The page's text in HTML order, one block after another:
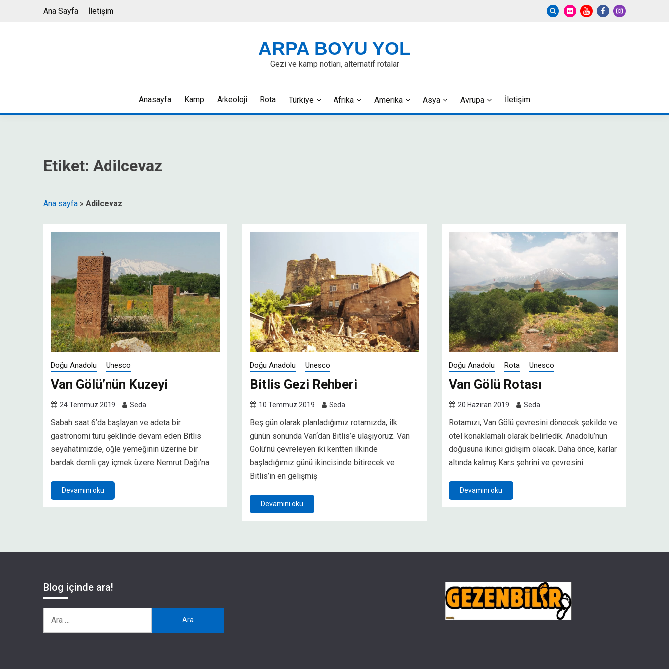
Ana Sayfa İletişim
ARPA BOYU YOL
Gezi ve kamp notları, alternatif rotalar
Anasayfa Kamp Arkeoloji Rota Türkiye Afrika Amerika Asya Avrupa İletişim
Etiket: Adilcevaz
Ana sayfa » Adilcevaz
Doğu Anadolu Unesco
Van Gölü’nün Kuzeyi
24 Temmuz 2019 Seda
Sabah saat 6’da başlayan ve adeta bir
gastronomi turu şeklinde devam eden Bitlis
seyahatimizde, öğle yemeğinin üzerine bir
bardak demli çay içmek üzere Nemrut Dağı’na
Devamını oku
Doğu Anadolu Unesco
Bitlis Gezi Rehberi
10 Temmuz 2019 Seda
Beş gün olarak planladığımız rotamızda, ilk
günün sonunda Van‘dan Bitlis’e ulaşıyoruz. Van
Gölü’nü çevreleyen iki kentten ilkinde
başladığımız günü ikincisinde bitirecek ve
Bitlis’in en gelişmiş
Devamını oku
Doğu Anadolu Rota Unesco
Van Gölü Rotası
20 Haziran 2019 Seda
Rotamızı, Van Gölü çevresini dönecek şekilde ve
otel konaklamalı olarak belirledik. Anadolu’nun
doğusuna ikinci gidişim olacak. Daha önce, karlar
altında kalmış Kars şehrini ve çevresini
Devamını oku
Blog içinde ara!